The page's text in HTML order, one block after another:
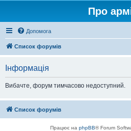
Про
Допомога
Список форумів
Інформація
Вибачте, форум тимчасово недоступний.
Список форумів
Працює на phpBB® Forum